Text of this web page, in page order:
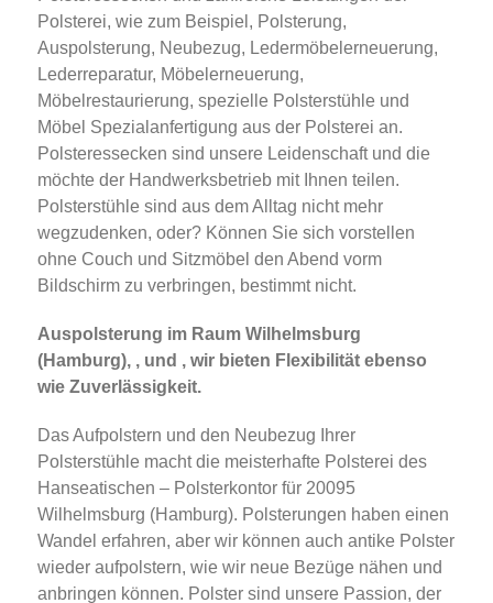
Polsterei, wie zum Beispiel, Polsterung,
Auspolsterung, Neubezug, Ledermöbelerneuerung,
Lederreparatur, Möbelerneuerung,
Möbelrestaurierung, spezielle Polsterstühle und
Möbel Spezialanfertigung aus der Polsterei an.
Polsteressecken sind unsere Leidenschaft und die
möchte der Handwerksbetrieb mit Ihnen teilen.
Polsterstühle sind aus dem Alltag nicht mehr
wegzudenken, oder? Können Sie sich vorstellen
ohne Couch und Sitzmöbel den Abend vorm
Bildschirm zu verbringen, bestimmt nicht.
Auspolsterung im Raum Wilhelmsburg
(Hamburg), , und , wir bieten Flexibilität ebenso
wie Zuverlässigkeit.
Das Aufpolstern und den Neubezug Ihrer
Polsterstühle macht die meisterhafte Polsterei des
Hanseatischen – Polsterkontor für 20095
Wilhelmsburg (Hamburg). Polsterungen haben einen
Wandel erfahren, aber wir können auch antike Polster
wieder aufpolstern, wie wir neue Bezüge nähen und
anbringen können. Polster sind unsere Passion, der